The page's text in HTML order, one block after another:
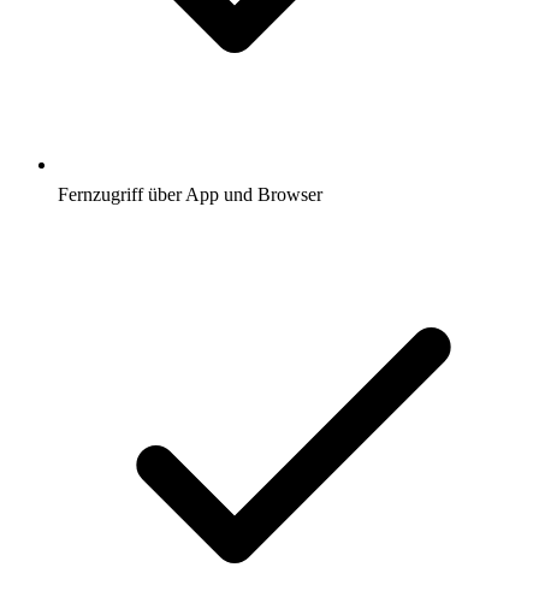
Fernzugriff über App und Browser